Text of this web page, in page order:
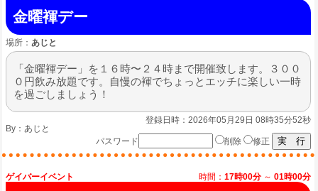
金曜褌デー
場所： あじと
「金曜褌デー」を１６時〜２４時まで開催致します。３００
０円飲み放題です。自慢の褌でちょっとエッチに楽しい一時
を過ごしましょう！
登録日時：2026年05月29日 08時35分52秒
By： あじと
パスワード
削除 修正
ゲイバーイベント 時間： 17時00分 ～ 01時00分